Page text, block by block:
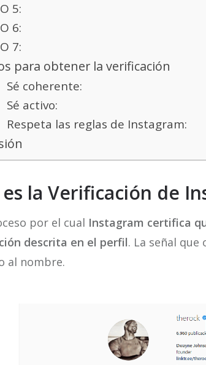
5:
6:
7:
para obtener la verificación
coherente:
activo:
las reglas de Instagram:
es la Verificación de
por el cual Instagram certifica
descrita en el perfil. La señal
al nombre.